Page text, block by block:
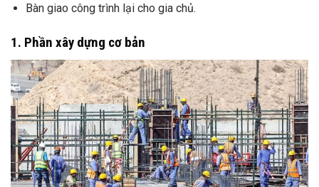
Bàn giao công trình lại cho gia chủ.
1. Phần xây dựng cơ bản